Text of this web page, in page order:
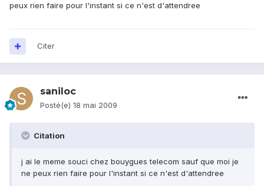
peux rien faire pour l'instant si ce n'est d'attendree
Citer
saniloc
Posté(e) 18 mai 2009
Citation
j ai le meme souci chez bouygues telecom sauf que moi je
ne peux rien faire pour l'instant si ce n'est d'attendree